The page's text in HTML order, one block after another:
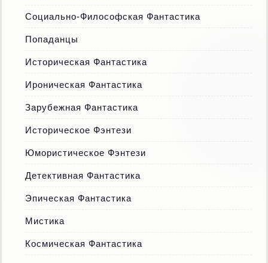
Социально-Философская Фантастика
Попаданцы
Историческая Фантастика
Ироническая Фантастика
Зарубежная Фантастика
Историческое Фэнтези
Юмористическое Фэнтези
Детективная Фантастика
Эпическая Фантастика
Мистика
Космическая Фантастика